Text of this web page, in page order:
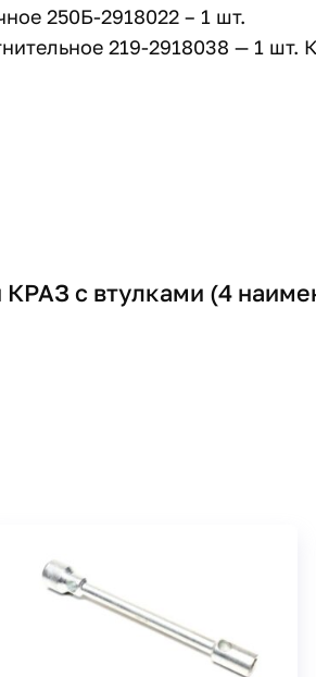
250Б-2918022 – 1 шт.
219-2918038 — 1 шт.
с втулками (4